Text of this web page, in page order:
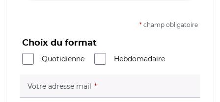
* champ obligatoire
Choix du format
Quotidienne
Hebdomadaire
Votre adresse mail (champ obligatoire)